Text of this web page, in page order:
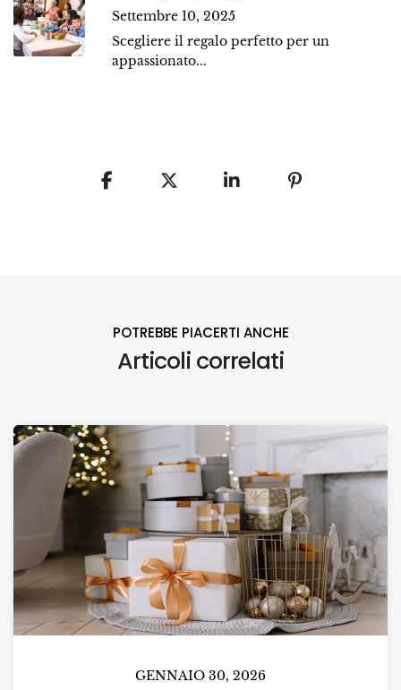
Settembre 10, 2025
Scegliere il regalo perfetto per un
appassionato...
POTREBBE PIACERTI ANCHE
Articoli correlati
GENNAIO 30, 2026